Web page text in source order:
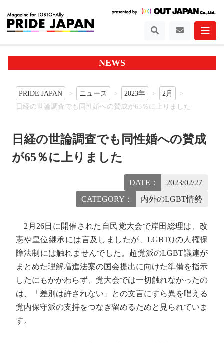
NEWS
PRIDE JAPAN ニュース 2023年
2月
日経の世論調査でも同性婚への賛成が65％に上りました
日経の世論調査でも同性婚への賛成
が65％に上りました
DATE：
2023/02/27
CATEGORY：
内外のLGBT情勢
2月26日に開催された自民党大会で岸田総理は、改
憲や皇位継承には言及しましたが、LGBTQの人権保
障法制には触れませんでした。超党派のLGBT議連が
まとめた理解増進法案の国会提出に向けた準備を指示
したにもかかわらず、党大会では一切触れなかったの
は、「差別は許されない」との文言にすら異を唱える
党内保守派の支持をつなぎ留めるためと見られていま
す。